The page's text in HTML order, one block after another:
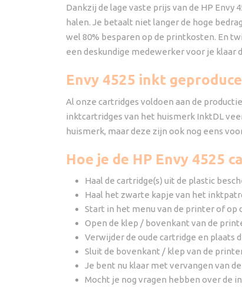
Dankzij de lage vaste prijs van de HP
halen. Je betaalt niet langer de hoge
wel 80% besparen op de printkosten. En
een deskundige medewerker voor je klaar
Envy 4525 inkt
Al onze cartridges voldoen aan de
inktcartridges van het huismerk InktDL
huismerk, maar deze zijn ook nog eens
Hoe je de HP Envy 4525
Haal de cartridge(s) uit de plastic
Haal het zwarte kapje van het
Start in het menu van de printer of
Open de klep / bovenkant van de
Verwijder de oude cartridge en plaats
Sluit de bovenkant / klep van de
Je bent nu klaar met vervangen van
Mocht je nog vragen hebben over de